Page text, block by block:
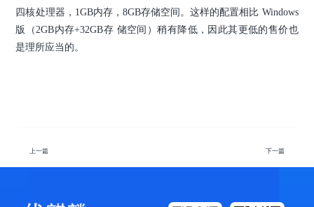
四核处理器，1GB内存，8GB存储空间。这样的配置相比 Windows
版（2GB内存+32GB存 储空间）稍有降低，因此其更低的售价也
是理所应当的。
上一篇 下一篇